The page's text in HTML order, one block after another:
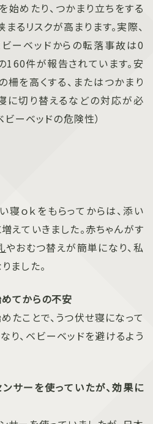
始めたり、つかまり立ちをする
るリスクが高まります。実際、
ビーベッドからの転落事故は0
160件が報告されています。安
柵を高くする、またはつかまり
に切り替えるなどの対応が必
ーベッドの危険性）
ｏｋをもらってからは、添い
えていきました。赤ちゃんがす
やおむつ替えが簡単になり、私
ました。
てからの不安
たことで、うつ伏せ寝になって
り、ベビーベッドを避けるよう
サーを使っていたが、効果に